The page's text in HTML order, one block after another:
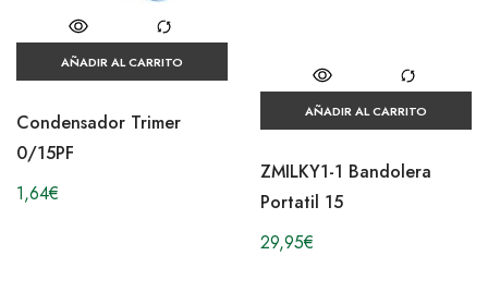
AÑADIR AL CARRITO
Condensador Trimer
0/15PF
1,64€
AÑADIR AL CARRITO
ZMILKY1-1 Bandolera
Portatil 15
29,95€